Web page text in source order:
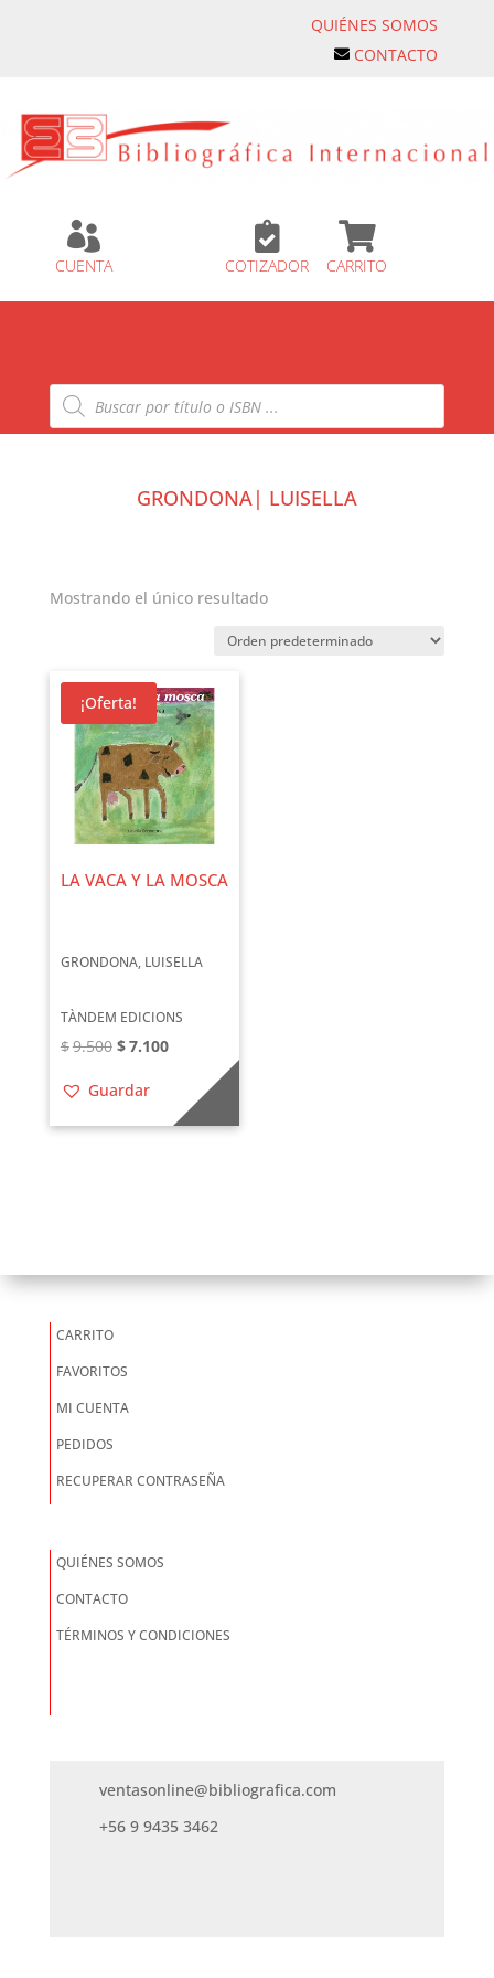
QUIÉNES SOMOS
CONTACTO

CUENTA

COTIZADOR

CARRITO
Búsqueda
de
productos
GRONDONA| LUISELLA
Mostrando el único resultado
¡Oferta!
LA VACA Y LA MOSCA
GRONDONA, LUISELLA
TÀNDEM EDICIONS
$9.500 El
original
era:
$7.100El
actual
es:
Guardar
CARRITO
FAVORITOS
MI CUENTA
PEDIDOS
RECUPERAR CONTRASEÑA
QUIÉNES SOMOS
CONTACTO
TÉRMINOS Y CONDICIONES
ventasonline@bibliografica.com
+56 9 9435 3462